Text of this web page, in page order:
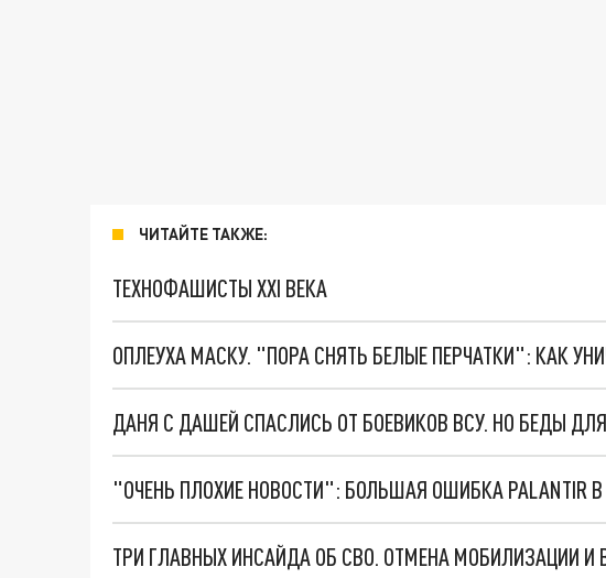
ЧИТАЙТЕ ТАКЖЕ:
ТЕХНОФАШИСТЫ XXI ВЕКА
ОПЛЕУХА МАСКУ. "ПОРА СНЯТЬ БЕЛЫЕ ПЕРЧАТКИ": КАК
ДАНЯ С ДАШЕЙ СПАСЛИСЬ ОТ БОЕВИКОВ ВСУ. НО БЕДЫ